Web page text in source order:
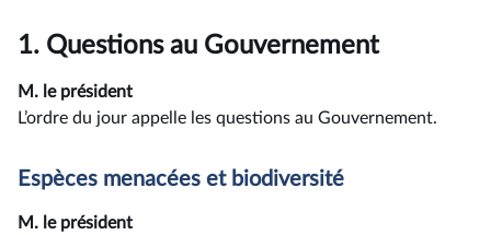
1. Questions au Gouvernement
M. le président
L’ordre du jour appelle les questions au Gouvernement.
Espèces menacées et biodiversité
M. le président